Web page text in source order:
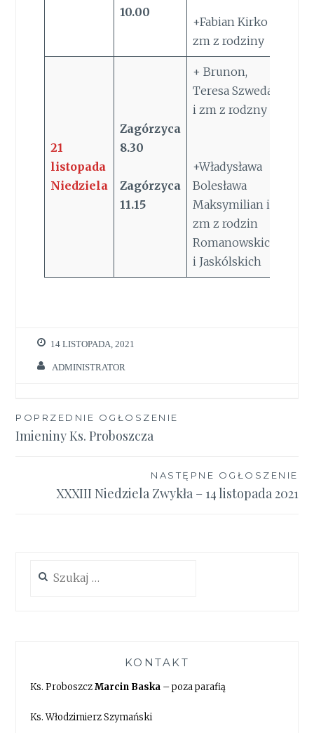
10.00
+Fabian Kirko i
zm z rodziny
21
listopada
Niedziela
Zagórzyca
8.30
Zagórzyca
11.15
+ Brunon,
Teresa Szweda
i zm z rodzny
+Władysława
Bolesława
Maksymilian i
zm z rodzin
Romanowskich
i Jaskólskich
14 LISTOPADA, 2021
ADMINISTRATOR
Nawigacja
wpisu
POPRZEDNIE OGŁOSZENIE
Imieniny Ks. Proboszcza
NASTĘPNE OGŁOSZENIE
XXXIII Niedziela Zwykła – 14 listopada 2021
KONTAKT
Ks. ProboszczMarcin Baska – poza parafią
Ks. Włodzimierz Szymański